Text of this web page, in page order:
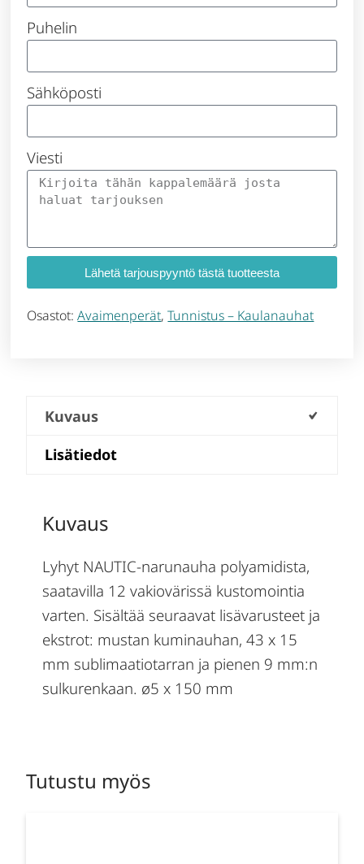
Puhelin
Sähköposti
Viesti
Lähetä tarjouspyyntö tästä tuotteesta
Osastot:Avaimenperät,Tunnistus – Kaulanauhat
Kuvaus
Lisätiedot
Kuvaus
Lyhyt NAUTIC-narunauha polyamidista,
saatavilla 12 vakiovärissä kustomointia
varten. Sisältää seuraavat lisävarusteet ja
ekstrot: mustan kuminauhan, 43 x 15
mm sublimaatiotarran ja pienen 9 mm:n
sulkurenkaan. ø5 x 150 mm
Tutustu myös